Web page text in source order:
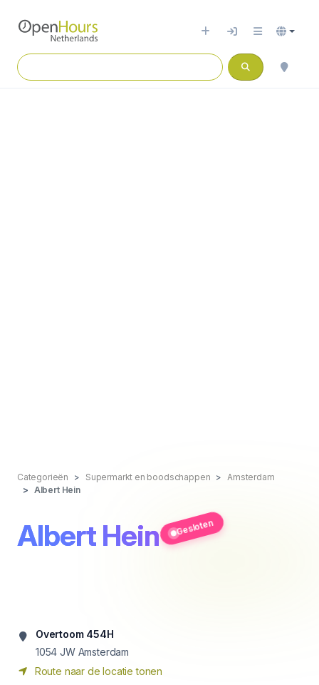
Categorieën Supermarkt en boodschappen
Amsterdam
Albert Hein
Albert Hein Gesloten
Overtoom 454H
1054 JW Amsterdam
Route naar de locatie tonen